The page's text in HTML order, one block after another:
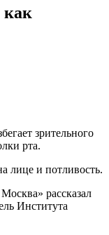
как
зрительного
рта.
лице и потливость.
рассказал
Института